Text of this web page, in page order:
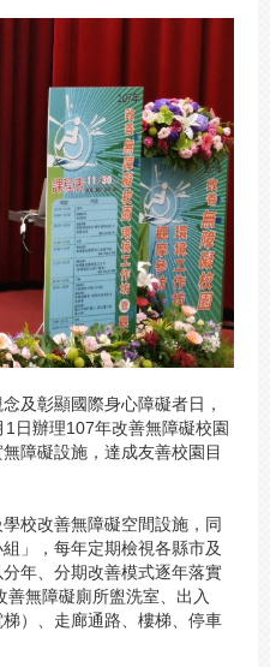
及彰顯國際身心障礙者日，
日辦理107年改善無障礙校園
障礙設施，達成友善校園目
校改善無障礙空間設施，同
」，每年定期檢視各縣市及
年、分期改善模式逐年落實
無障礙廁所盥洗室、出入
）、走廊通路、樓梯、停車